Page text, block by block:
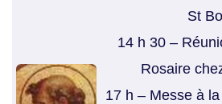
St
14 h 30 –
Rosaire
17 h – Messe à